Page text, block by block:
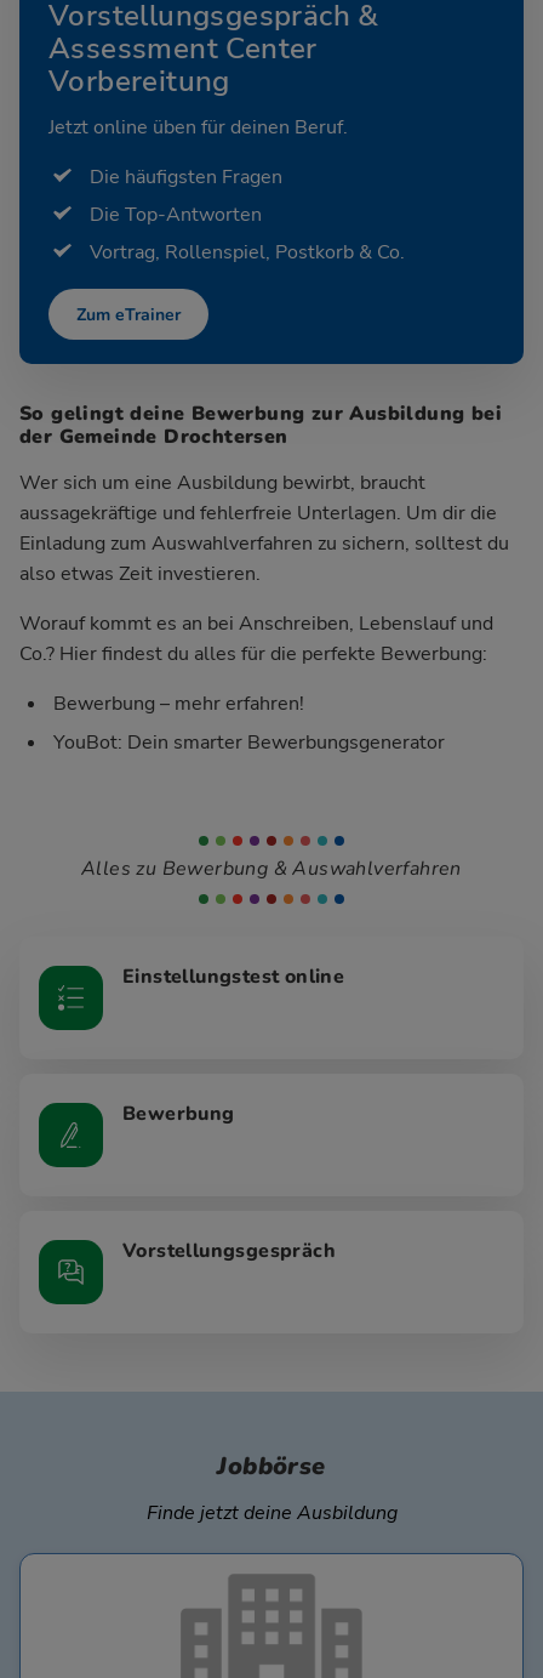
Vorstellungsgespräch &
Assessment Center
Vorbereitung
Jetzt online üben für deinen Beruf.
Die häufigsten Fragen
Die Top-Antworten
Vortrag, Rollenspiel, Postkorb & Co.
Zum eTrainer
So gelingt deine Bewerbung zur Ausbildung bei
der Gemeinde Drochtersen
Wer sich um eine Ausbildung bewirbt, braucht
aussagekräftige und fehlerfreie Unterlagen. Um dir die
Einladung zum Auswahlverfahren zu sichern, solltest du
also etwas Zeit investieren.
Worauf kommt es an bei Anschreiben, Lebenslauf und
Co.? Hier findest du alles für die perfekte Bewerbung:
Bewerbung – mehr erfahren!
YouBot: Dein smarter Bewerbungsgenerator
Alles zu Bewerbung & Auswahlverfahren
Einstellungstest online
Bewerbung
Vorstellungsgespräch
Jobbörse
Finde jetzt deine Ausbildung